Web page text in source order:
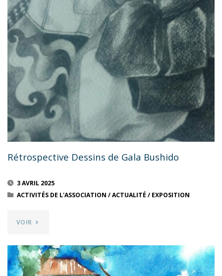
Rétrospective Dessins de Gala Bushido
3 AVRIL 2025
ACTIVITÉS DE L'ASSOCIATION /ACTUALITÉ / EXPOSITION
VOIR "RÉTROSPECTIVE
DE